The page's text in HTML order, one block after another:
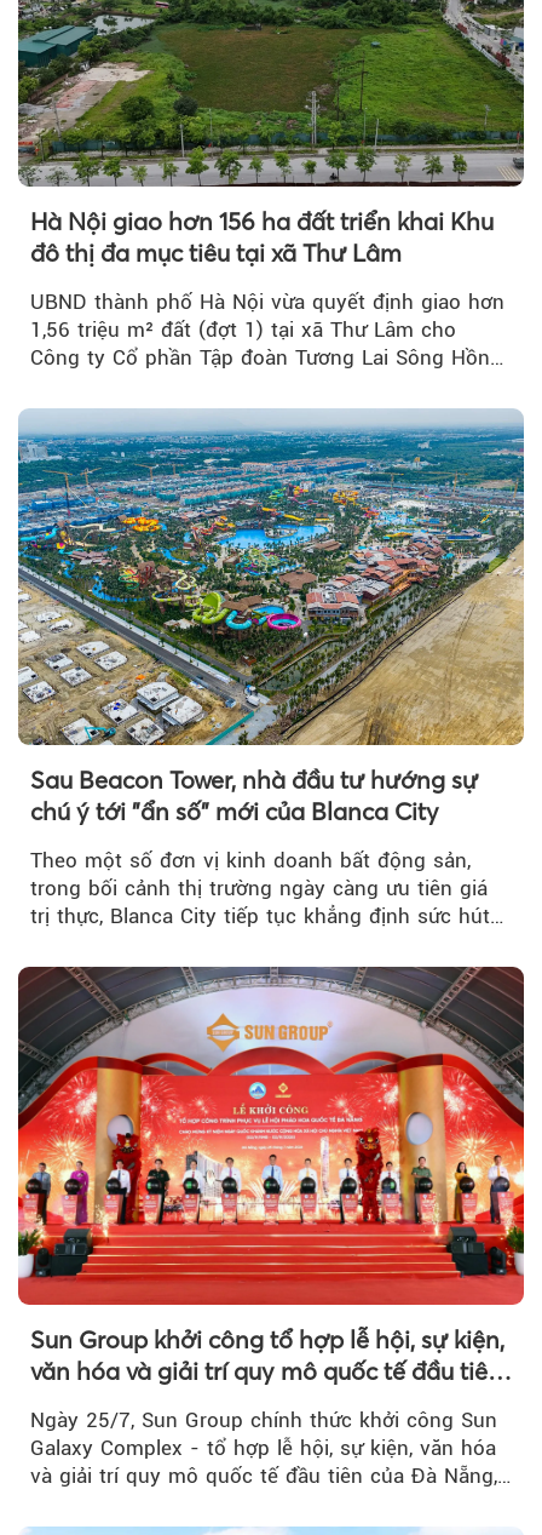
Hà Nội giao hơn 156 ha đất triển khai Khu
đô thị đa mục tiêu tại xã Thư Lâm
UBND thành phố Hà Nội vừa quyết định giao hơn
1,56 triệu m² đất (đợt 1) tại xã Thư Lâm cho
Công ty Cổ phần Tập đoàn Tương Lai Sông Hồng
Sau Beacon Tower, nhà đầu tư hướng sự
chú ý tới "ẩn số" mới của Blanca City
Theo một số đơn vị kinh doanh bất động sản,
trong bối cảnh thị trường ngày càng ưu tiên giá
trị thực, Blanca City tiếp tục khẳng định sức hút
Sun Group khởi công tổ hợp lễ hội, sự kiện,
văn hóa và giải trí quy mô quốc tế đầu tiên
Ngày 25/7, Sun Group chính thức khởi công Sun
Galaxy Complex - tổ hợp lễ hội, sự kiện, văn hóa
và giải trí quy mô quốc tế đầu tiên của Đà Nẵng,…